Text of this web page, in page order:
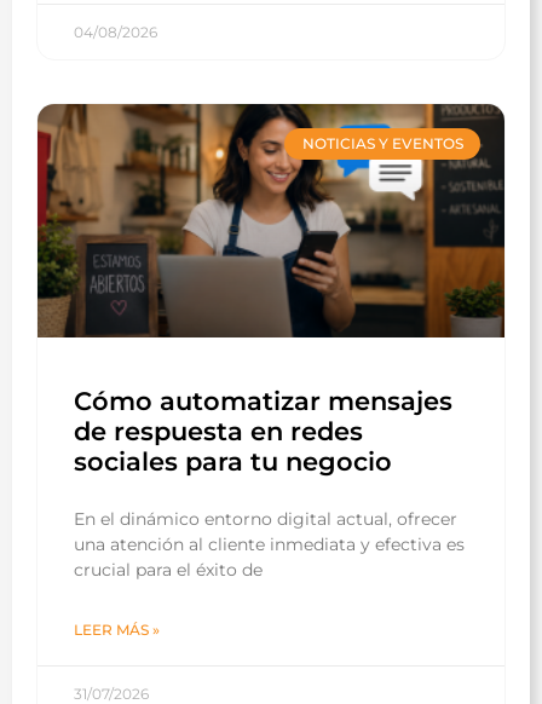
04/08/2026
NOTICIAS Y EVENTOS
Cómo automatizar mensajes
de respuesta en redes
sociales para tu negocio
En el dinámico entorno digital actual, ofrecer
una atención al cliente inmediata y efectiva es
crucial para el éxito de
LEER MÁS »
31/07/2026